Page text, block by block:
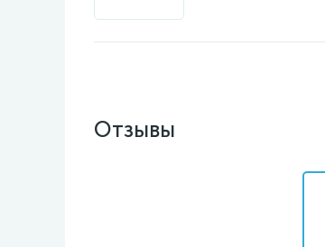
Отзывы